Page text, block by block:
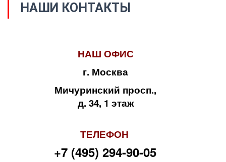
НАШИ КОНТАКТЫ
НАШ ОФИС
г. Москва
Мичуринский просп.,
д. 34, 1 этаж
ТЕЛЕФОН
+7 (495) 294-90-05